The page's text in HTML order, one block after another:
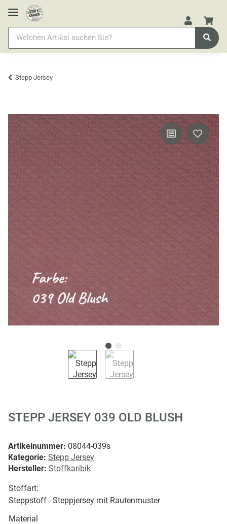
Stepp Jersey
STEPP JERSEY 039 OLD BLUSH
Artikelnummer: 08044-039s
Kategorie: Stepp Jersey
Hersteller: Stoffkaribik
Stoffart:
Steppstoff - Steppjersey mit Rautenmuster
Material